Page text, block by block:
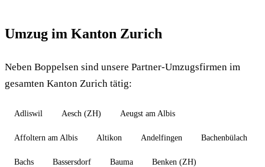
Umzug im Kanton Zurich
Neben Boppelsen sind unsere Partner-Umzugsfirmen im
gesamten Kanton Zurich tätig:
Adliswil Aesch (ZH) Aeugst am Albis
Affoltern am Albis Altikon Andelfingen Bachenbülach
Bachs Bassersdorf Bauma Benken (ZH)